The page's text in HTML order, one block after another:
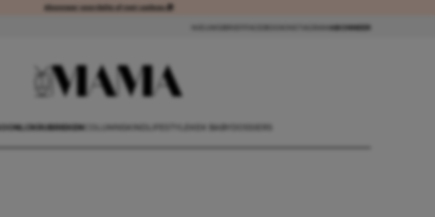
Abonneer voordelig of met cadeau 🎁Abonneer voordelig of met cadeau 🎁
ABONNEER
RUBRIEKEN